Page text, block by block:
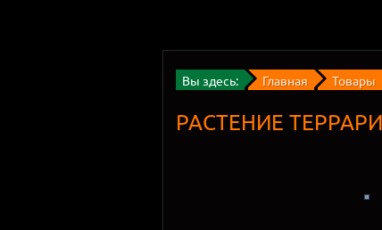
Вы здесь: Главная Товары
РАСТЕНИЕ